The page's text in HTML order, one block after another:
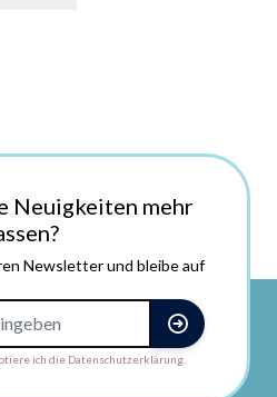
Neuigkeiten mehr
Newsletter und bleibe auf
ich die Datenschutzerklärung.